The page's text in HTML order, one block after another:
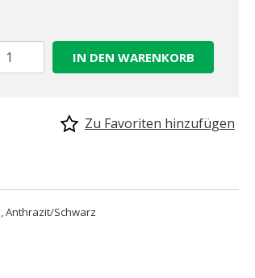
IN DEN WARENKORB
Zu Favoriten hinzufügen
Anthrazit/Schwarz